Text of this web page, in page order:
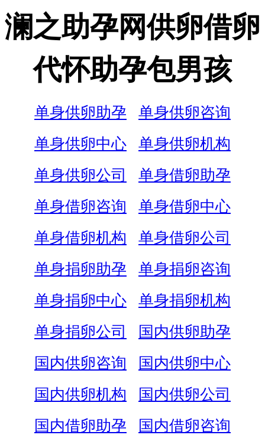
澜之助孕网供卵借卵
代怀助孕包男孩
单身供卵助孕
单身供卵咨询
单身供卵中心
单身供卵机构
单身供卵公司
单身借卵助孕
单身借卵咨询
单身借卵中心
单身借卵机构
单身借卵公司
单身捐卵助孕
单身捐卵咨询
单身捐卵中心
单身捐卵机构
单身捐卵公司
国内供卵助孕
国内供卵咨询
国内供卵中心
国内供卵机构
国内供卵公司
国内借卵助孕
国内借卵咨询